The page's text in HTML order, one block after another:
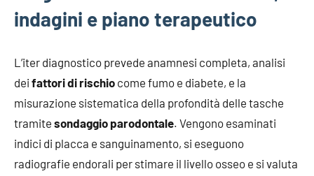
indagini e piano terapeutico
L’iter diagnostico prevede anamnesi completa, analisi
dei fattori di rischio come fumo e diabete, e la
misurazione sistematica della profondità delle tasche
tramite sondaggio parodontale. Vengono esaminati
indici di placca e sanguinamento, si eseguono
radiografie endorali per stimare il livello osseo e si valuta